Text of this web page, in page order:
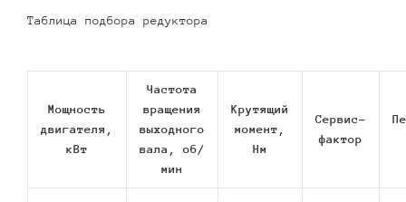
Таблица подбора редуктора
Мощность
двигателя,
кВт
Частота
вращения
выходного
вала, об/
мин
Крутящий
момент,
Нм
Сервис-
фактор